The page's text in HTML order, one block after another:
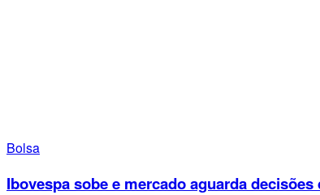
Bolsa
Ibovespa sobe e mercado aguarda